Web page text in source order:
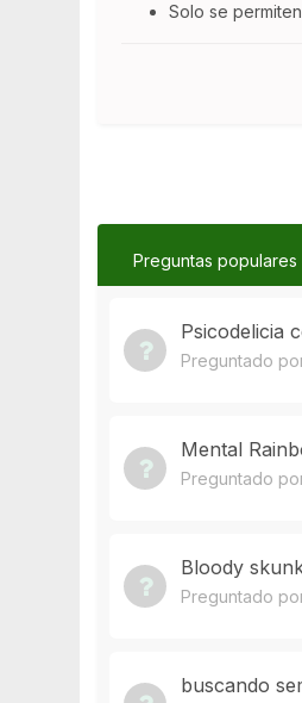
Solo se
Preguntas
Psicodelicia
Preguntado
Mental
Preguntado
Bloody
Preguntado
buscando